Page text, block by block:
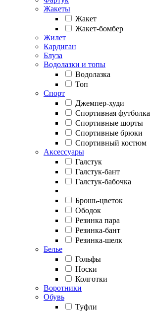
Жакеты
Жакет
Жакет-бомбер
Жилет
Кардиган
Блуза
Водолазки и топы
Водолазка
Топ
Спорт
Джемпер-худи
Спортивная футболка
Спортивные шорты
Спортивные брюки
Спортивный костюм
Аксессуары
Галстук
Галстук-бант
Галстук-бабочка
Брошь-цветок
Ободок
Резинка пара
Резинка-бант
Резинка-шелк
Белье
Гольфы
Носки
Колготки
Воротники
Обувь
Туфли